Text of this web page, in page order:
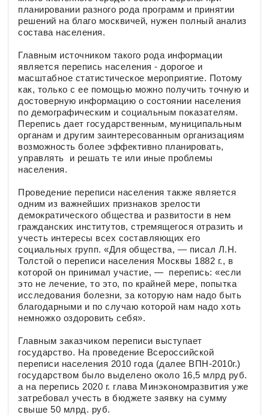
планировании разного рода программ и принятии
решений на благо москвичей, нужен полный анализ
состава населения.
Главным источником такого рода информации
является перепись населения - дорогое и
масштабное статистическое мероприятие. Потому
как, только с ее помощью можно получить точную и
достоверную информацию о состоянии населения
по демографическим и социальным показателям.
Перепись дает государственным, муниципальным
органам и другим заинтересованным организациям
возможность более эффективно планировать,
управлять и решать те или иные проблемы
населения.
Проведение переписи населения также является
одним из важнейших признаков зрелости
демократического общества и развитости в нем
гражданских институтов, стремящегося отразить и
учесть интересы всех составляющих его
социальных групп. «Для общества, — писал Л.Н.
Толстой о переписи населения Москвы 1882 г., в
которой он принимал участие, — перепись: «если
это не лечение, то это, по крайней мере, попытка
исследования болезни, за которую нам надо быть
благодарными и по случаю которой нам надо хоть
немножко оздоровить себя».
Главным заказчиком переписи выступает
государство. На проведение Всероссийской
переписи населения 2010 года (далее ВПН-2010г.)
государством было выделено около 16,5 млрд руб.
а на перепись 2020 г. глава Минэкономразвития уже
затребовал учесть в бюджете заявку на сумму
свыше 50 млрд. руб.